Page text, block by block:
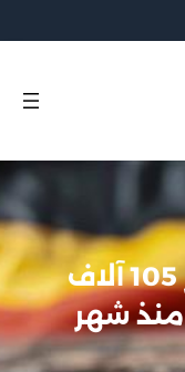
بتكوين تتخطى حاجز 105 آلاف
منذ شهر